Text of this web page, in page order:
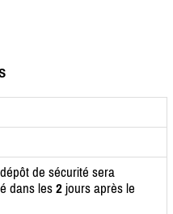
de sécurité sera
dans les 2 jours après le